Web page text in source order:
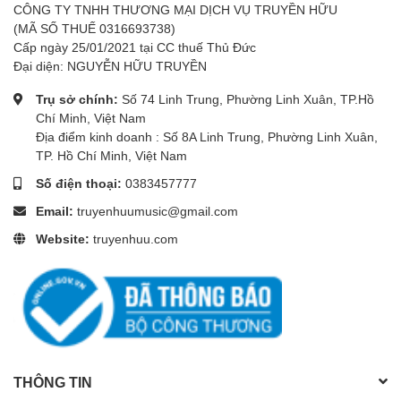
✅Địa chỉ Showroom : SỐ 8A ĐƯỜNG LINH
TRUNG, P. LINH TRUNG , TP. THỦ ĐỨC , TPHCM
✅ĐT:038 345 7777
✅ Email :truyenhuu0303@gmail.com
CÔNG TY TNHH THƯƠNG MẠI DỊCH VỤ TRUYỀN HỮU
(MÃ SỐ THUẾ 0316693738)
Cấp ngày 25/01/2021 tại CC thuế Thủ Đức
Đại diện: NGUYỄN HỮU TRUYỀN
Trụ sở chính: Số 74 Linh Trung, Phường Linh Xuân, TP.Hồ
Chí Minh, Việt Nam
Địa điểm kinh doanh : Số 8A Linh Trung, Phường Linh Xuân,
TP. Hồ Chí Minh, Việt Nam
Số điện thoại: 0383457777
Email: truyenhuumusic@gmail.com
Website: truyenhuu.com
THÔNG TIN